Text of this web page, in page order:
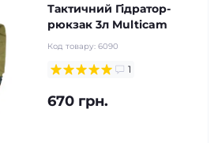
Тактичний Гідратор-
рюкзак 3л Multicam
Код товару: 6090
1
670 грн.